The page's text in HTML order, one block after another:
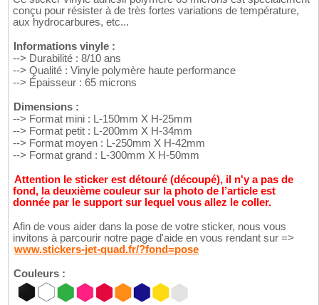
conçu pour résister à de très fortes variations de température,
aux hydrocarbures, etc...
Informations vinyle :
--> Durabilité : 8/10 ans
--> Qualité : Vinyle polymère haute performance
--> Épaisseur : 65 microns
Dimensions :
--> Format mini : L-150mm X H-25mm
--> Format petit : L-200mm X H-34mm
--> Format moyen : L-250mm X H-42mm
--> Format grand : L-300mm X H-50mm
Attention le sticker est détouré (découpé), il n'y a pas de
fond, la deuxième couleur sur la photo de l’article est
donnée par le support sur lequel vous allez le coller.
Afin de vous aider dans la pose de votre sticker, nous vous
invitons à parcourir notre page d'aide en vous rendant sur =>
www.stickers-jet-quad.fr/?fond=pose
Couleurs :